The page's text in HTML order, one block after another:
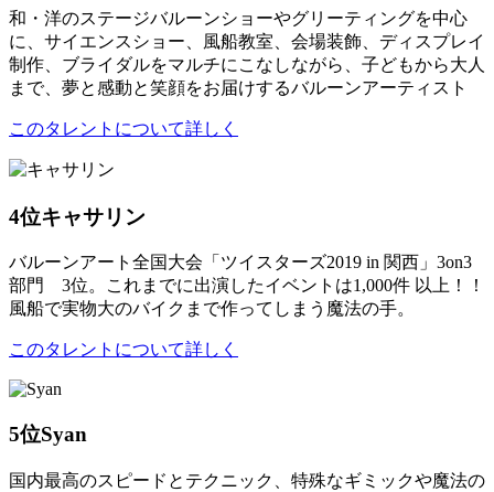
和・洋のステージバルーンショーやグリーティングを中心
に、サイエンスショー、風船教室、会場装飾、ディスプレイ
制作、ブライダルをマルチにこなしながら、子どもから大人
まで、夢と感動と笑顔をお届けするバルーンアーティスト
このタレントについて詳しく
4位キャサリン
バルーンアート全国大会「ツイスターズ2019 in 関西」3on3
部門 3位。これまでに出演したイベントは1,000件 以上！！
風船で実物大のバイクまで作ってしまう魔法の手。
このタレントについて詳しく
5位Syan
国内最高のスピードとテクニック、特殊なギミックや魔法の